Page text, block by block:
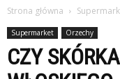
Strona główna
Supermarket Orzechy
CZY